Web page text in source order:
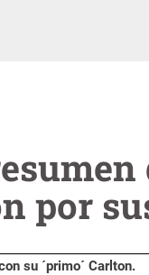
por
su ´primo´ Carlton.